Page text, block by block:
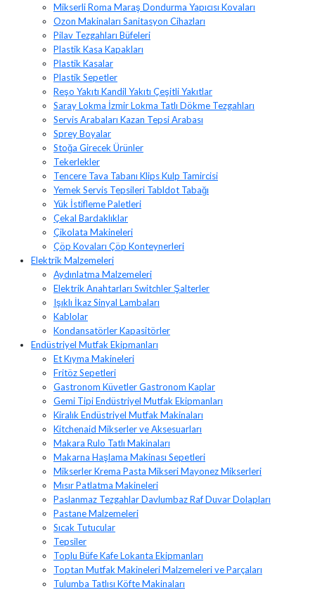
Mikserli Roma Maraş Dondurma Yapıcısı Kovaları
Ozon Makinaları Sanitasyon Cihazları
Pilav Tezgahları Büfeleri
Plastik Kasa Kapakları
Plastik Kasalar
Plastik Sepetler
Reşo Yakıtı Kandil Yakıtı Çeşitli Yakıtlar
Saray Lokma İzmir Lokma Tatlı Dökme Tezgahları
Servis Arabaları Kazan Tepsi Arabası
Sprey Boyalar
Stoğa Girecek Ürünler
Tekerlekler
Tencere Tava Tabanı Klips Kulp Tamircisi
Yemek Servis Tepsileri Tabldot Tabağı
Yük İstifleme Paletleri
Çekal Bardaklıklar
Çikolata Makineleri
Çöp Kovaları Çöp Konteynerleri
Elektrik Malzemeleri
Aydınlatma Malzemeleri
Elektrik Anahtarları Switchler Şalterler
Işıklı İkaz Sinyal Lambaları
Kablolar
Kondansatörler Kapasitörler
Endüstriyel Mutfak Ekipmanları
Et Kıyma Makineleri
Fritöz Sepetleri
Gastronom Küvetler Gastronom Kaplar
Gemi Tipi Endüstriyel Mutfak Ekipmanları
Kiralık Endüstriyel Mutfak Makinaları
Kitchenaid Mikserler ve Aksesuarları
Makara Rulo Tatlı Makinaları
Makarna Haşlama Makinası Sepetleri
Mikserler Krema Pasta Mikseri Mayonez Mikserleri
Mısır Patlatma Makineleri
Paslanmaz Tezgahlar Davlumbaz Raf Duvar Dolapları
Pastane Malzemeleri
Sıcak Tutucular
Tepsiler
Toplu Büfe Kafe Lokanta Ekipmanları
Toptan Mutfak Makineleri Malzemeleri ve Parçaları
Tulumba Tatlısı Köfte Makinaları